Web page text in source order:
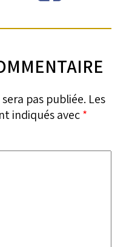
pas publiée. Les
indiqués avec*